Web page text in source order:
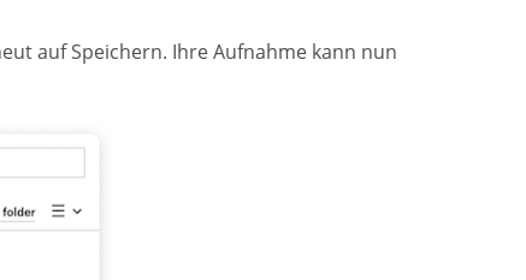
auf Speichern. Ihre Aufnahme kann nun